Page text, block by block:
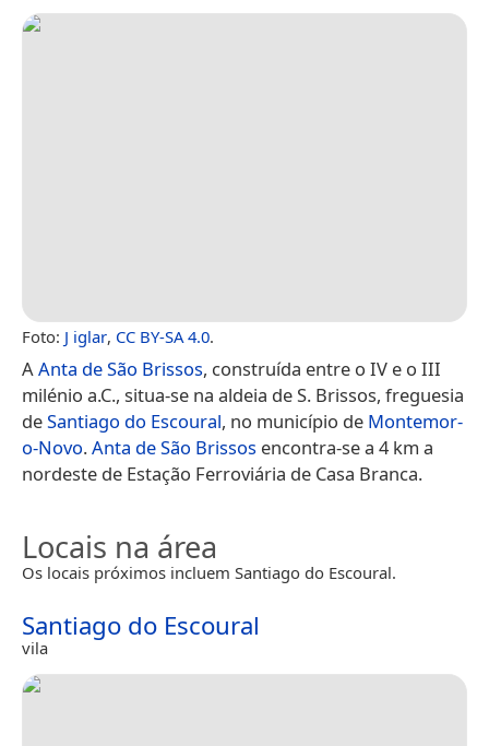
Foto: J iglar, CC BY-SA 4.0.
AAnta de São Brissos, construída entre o IV e o III
milénio a.C., situa-se na aldeia de S. Brissos, freguesia
deSantiago do Escoural, no município de Montemor-
o-Novo.Anta de São Brissos encontra-se a 4 km a
nordeste de Estação Ferroviária de Casa Branca.
Locais na área
Os locais próximos incluem Santiago do Escoural.
Santiago do Escoural
vila